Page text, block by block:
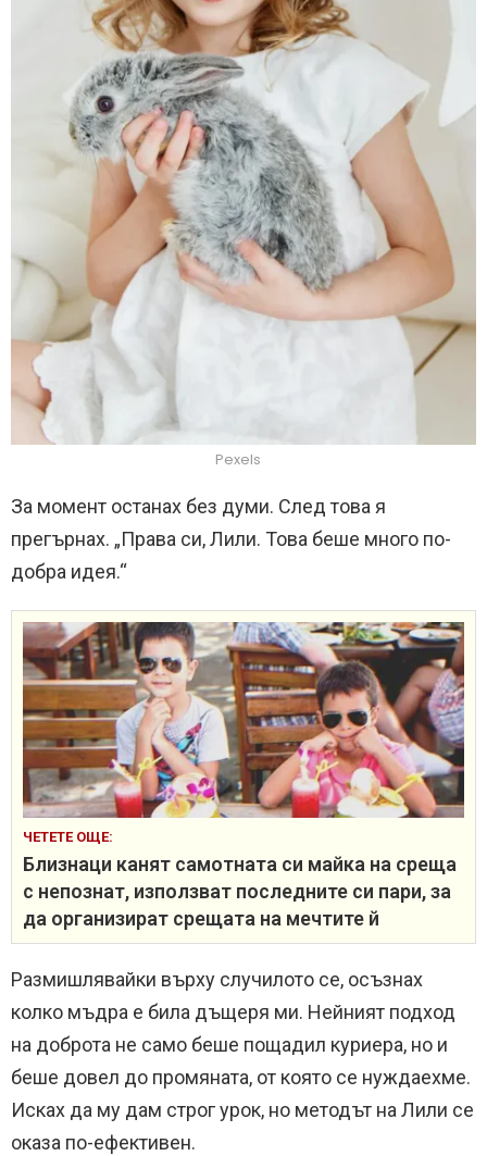
Pexels
За момент останах без думи. След това я
прегърнах. „Права си, Лили. Това беше много по-
добра идея.“
ЧЕТЕТЕ ОЩЕ:
Близнаци канят самотната си майка на среща
с непознат, използват последните си пари, за
да организират срещата на мечтите й
Размишлявайки върху случилото се, осъзнах
колко мъдра е била дъщеря ми. Нейният подход
на доброта не само беше пощадил куриера, но и
беше довел до промяната, от която се нуждаехме.
Исках да му дам строг урок, но методът на Лили се
оказа по-ефективен.